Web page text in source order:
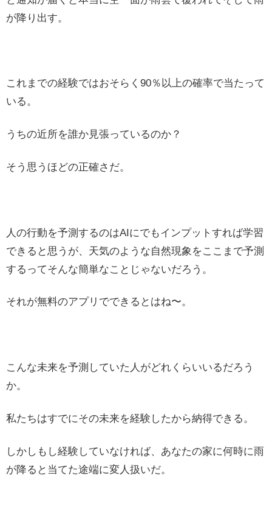
が降り出す。
これまでの経験ではおそらく90％以上の確率で当たって
いる。
うちの近所を誰か見張っているのか？
そう思うほどの正確さだ。
人の行動を予測するのはAIにでもインプットすれば学習
できると思うが、天気のような自然現象をここまで予測
するってそんな簡単なことじゃないだろう。
それが無料のアプリでできるとはね〜。
こんな未来を予測していた人がどれくらいいるだろう
か。
私たちはすでにその未来を経験したから納得できる。
しかしもし経験していなければ、あなたの家に何時に雨
が降ると当てた途端に変人扱いだ。